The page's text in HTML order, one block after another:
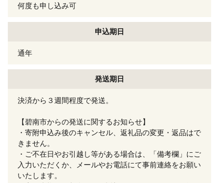
何度も申し込み可
申込期日
通年
発送期日
決済から３週間程度で発送。
【碧南市からの発送に関するお知らせ】
・寄附申込み後のキャンセル、返礼品の変更・返品はで
きません。
・ご不在日やお引越し等がある場合は、「備考欄」にご
入力いただくか、メールやお電話にて事前連絡をお願い
いたします。